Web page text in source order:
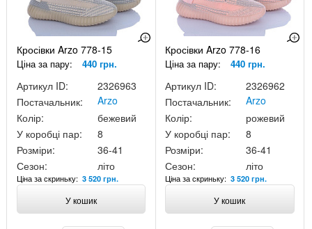
Кросівки Arzo 778-15
Ціна за пару: 440 грн.
Артикул ID:
2326963
Постачальник:
Arzo
Колір:
бежевий
У коробці пар:
8
Розміри:
36-41
Сезон:
літо
Ціна за скриньку: 3 520 грн.
У кошик
Кросівки Arzo 778-16
Ціна за пару: 440 грн.
Артикул ID:
2326962
Постачальник:
Arzo
Колір:
рожевий
У коробці пар:
8
Розміри:
36-41
Сезон:
літо
Ціна за скриньку:3 520 грн.
У кошик